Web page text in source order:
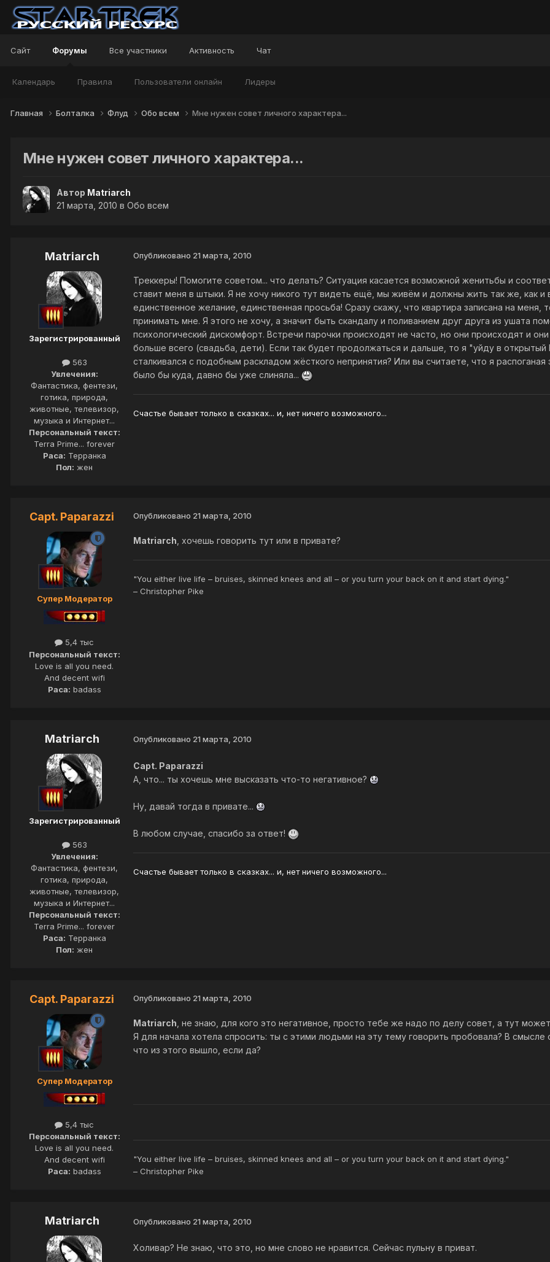
Сайт Форумы
Календарь Правила Пользователи онлайн Лидеры
Все участники Активность Чат
Главная Болталка Флуд Обо всем Мне нужен совет личного характера...
Мне нужен совет личного характера...
Автор Matriarch
21 марта, 2010 в Обо всем
Matriarch
Зарегистрированный
563
Увлечения:
Фантастика, фентези,
готика, природа,
животные, телевизор,
музыка и Интернет...
Персональный текст:
Terra Prime... forever
Раса: Терранка
Пол: жен
Опубликовано 21 марта, 2010
Треккеры! Помогите советом... что делать? Ситуация касается возможной женитьбы и
ставит меня в штыки. Я не хочу никого тут видеть ещё, мы живём и должны жить так же, как
единственное желание, единственная просьба! Сразу скажу, что квартира записана на
принимать мне. Я этого не хочу, а значит быть скандалу и поливанием друг друга из ушата
психологический дискомфорт. Встречи парочки происходят не часто, но они происходят и
больше всего (свадьба, дети). Если так будет продолжаться и дальше, то я "уйду в
сталкивался с подобным раскладом жёсткого непринятия? Или вы считаете, что я
было бы куда, давно бы уже слиняла...
Счастье бывает только в сказках... и, нет ничего возможного...
Capt. Paparazzi
Супер Модератор
5,4 тыс
Персональный текст:
Love is all you need.
And decent wifi
Раса: badass
Опубликовано 21 марта, 2010
Matriarch , хочешь говорить тут или в привате?
"You either live life – bruises, skinned knees and all – or you turn your back on it and start dying."
– Christopher Pike
Matriarch
Зарегистрированный
563
Увлечения:
Фантастика, фентези,
готика, природа,
животные, телевизор,
музыка и Интернет...
Персональный текст:
Terra Prime... forever
Раса: Терранка
Пол: жен
Опубликовано 21 марта, 2010
Capt. Paparazzi
А, что... ты хочешь мне высказать что-то негативное?
Ну, давай тогда в привате...
В любом случае, спасибо за ответ!
Счастье бывает только в сказках... и, нет ничего возможного...
Capt. Paparazzi
Супер Модератор
5,4 тыс
Персональный текст:
Love is all you need.
And decent wifi
Раса: badass
Опубликовано 21 марта, 2010
Matriarch , не знаю, для кого это негативное, просто тебе же надо по делу совет, а тут
Я для начала хотела спросить: ты с этими людьми на эту тему говорить пробовала? В
что из этого вышло, если да?
"You either live life – bruises, skinned knees and all – or you turn your back on it and start dying."
– Christopher Pike
Matriarch Опубликовано 21 марта, 2010
Холивар? Не знаю, что это, но мне слово не нравится. Сейчас пульну в приват.